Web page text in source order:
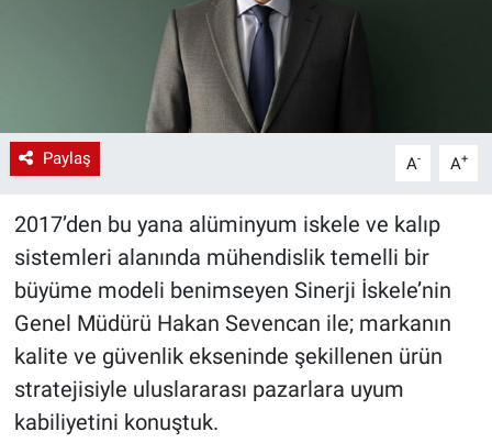
Paylaş A- A+
2017’den bu yana alüminyum iskele ve kalıp
sistemleri alanında mühendislik temelli bir
büyüme modeli benimseyen Sinerji İskele’nin
Genel Müdürü Hakan Sevencan ile; markanın
kalite ve güvenlik ekseninde şekillenen ürün
stratejisiyle uluslararası pazarlara uyum
kabiliyetini konuştuk.